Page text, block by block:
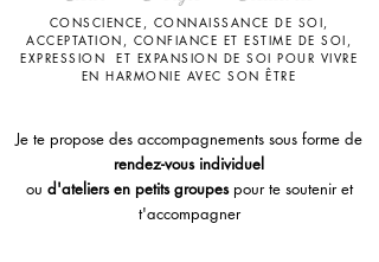
CONSCIENCE, CONNAISSANCE DE SOI,
ACCEPTATION, CONFIANCE ET ESTIME DE SOI,
EXPRESSION
ET EXPANSION DE SOI POUR VIVRE
EN HARMONIE AVEC SON ÊTRE
Je te propose des accompagnements sous forme de
rendez-vous individuel
ou d'ateliersen petits groupes pour te soutenir et
t'accompagner​​